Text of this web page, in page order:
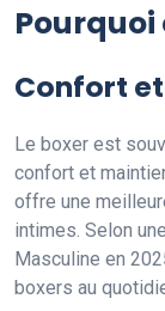
Pourquoi
Confort
Le boxer est
confort et
offre une
intimes. Selon
Masculine en
boxers au